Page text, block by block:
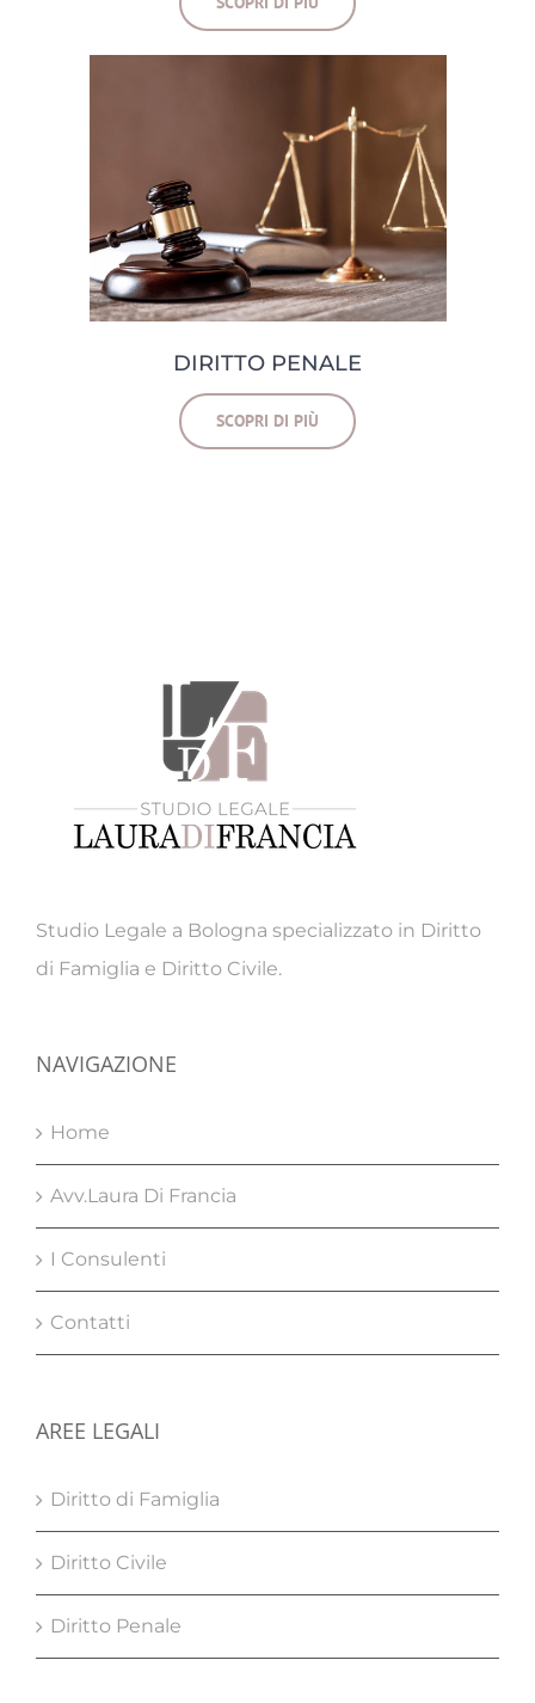
DIRITTO PENALE
SCOPRI DI PIÙ
Studio Legale a Bologna specializzato in Diritto
di Famiglia e Diritto Civile.
NAVIGAZIONE
Home
Avv.Laura Di Francia
I Consulenti
Contatti
AREE LEGALI
Diritto di Famiglia
Diritto Civile
Diritto Penale